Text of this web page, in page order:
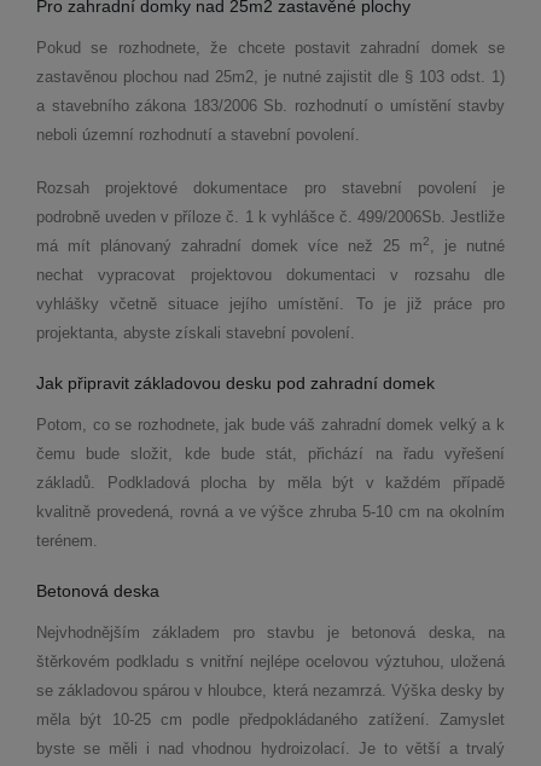
Pro zahradní domky nad 25m2 zastavěné plochy
Pokud se rozhodnete, že chcete postavit zahradní domek se
zastavěnou plochou nad 25m2, je nutnézajistit dle § 103 odst. 1)
a stavebního zákona 183/2006 Sb. rozhodnutí o umístění stavby
neboli územní rozhodnutí a stavební povolení.
Rozsah projektovédokumentace pro stavební povolení je
podrobně uveden v pří lozeč. 1 k vyhlášce č. 499/2006Sb. Jestliže
má mít pl ánovaný zahradní domek více než 25 m2, je nutné
nechat vypracovat projektovou dokumentaci v rozsahu dle
vyhlášky včetně situace její ho umístění. To je již práce pro
projektanta, abyste získali stavební povolení.
Jak připravit základovou desku pod zahradní domek
Potom, co se rozhodnete, jak bude váš zahradní domek velký a k
čemu bude složit, kde bude stát, přichází na řadu vyřešení
základů. Podkladová plocha by měla být v každém případě
kvalitně provedená, rovná a ve výšce zhruba 5-10 cm na okolním
terénem.
Betonová deska
Nejvhodnějším základem pro stavbu je betonová deska, na
štěrkovém podkladu s vnitřní nejlépe ocelovou výztuhou, uložená
se základovou spárou v hloubce, která nezamrzá. Výška desky by
měla být 10-25 cm podle předpokládaného zatížení. Zamyslet
byste se měli i nad vhodnou hydroizolací. Je to větší a trvalý